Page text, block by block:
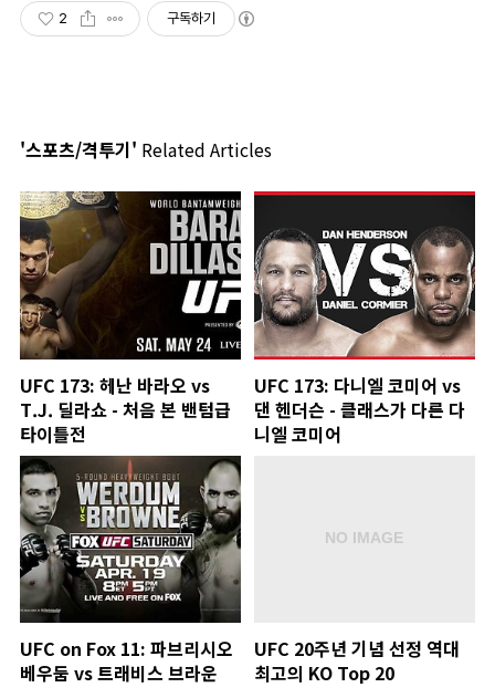
2 구독하기
'스포츠/격투기' Related Articles
UFC 173: 헤난 바라오 vs
T.J. 딜라쇼 - 처음 본 밴텀급
타이틀전
UFC 173: 다니엘 코미어 vs
댄 헨더슨 - 클래스가 다른 다
니엘 코미어
UFC on Fox 11: 파브리시오
베우둠 vs 트래비스 브라운
UFC 20주년 기념 선정 역대
최고의 KO Top 20